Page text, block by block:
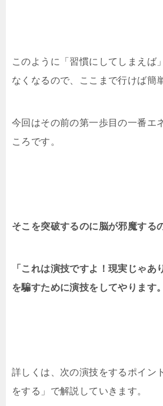
このように「習慣にしてしまえば
なくなるので、ここまで行けば簡
今回はその前の第一歩目の一番エ
ころです。
そこを突破するのに脳が邪魔する
「これは演技ですよ！現実じゃあ
を騙すために演技をしてやります。
詳しくは、次の演技をするポイン
をする」で解説していきます。